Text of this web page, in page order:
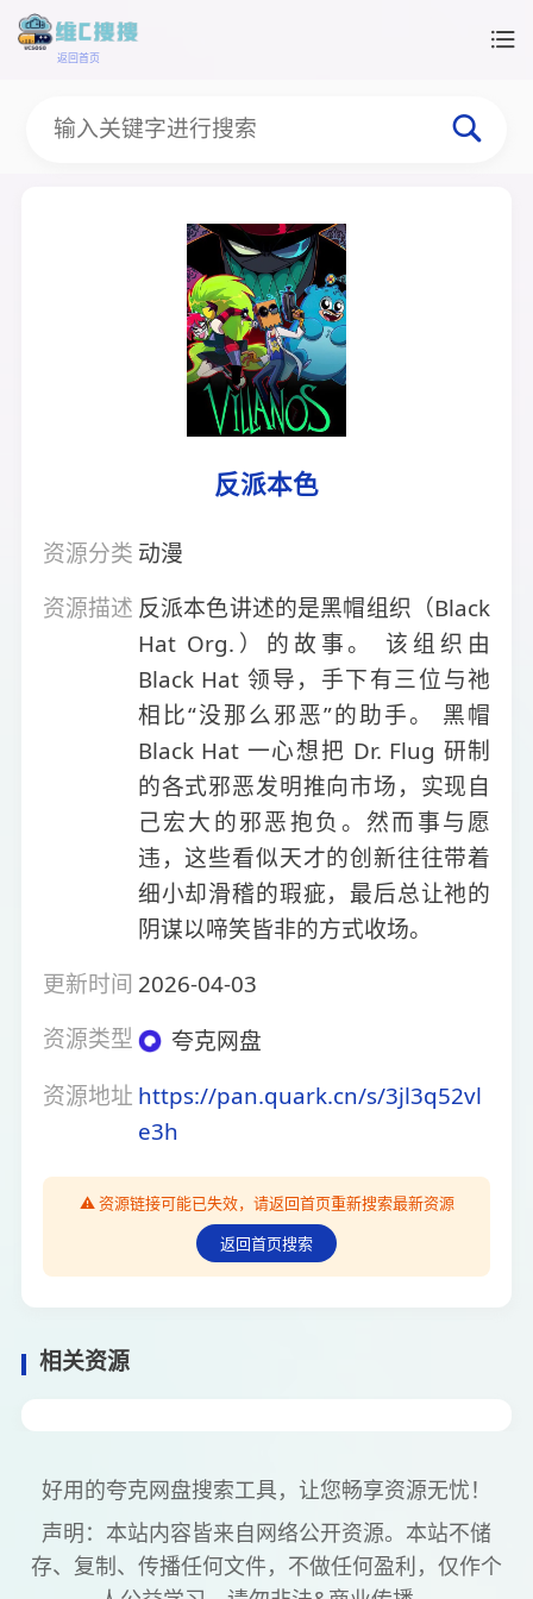
返回首页
反派本色
资源分类 动漫
资源描述 反派本色讲述的是黑帽组织（Black
Hat Org.）的故事。 该组织由
Black Hat 领导，手下有三位与祂
相比“没那么邪恶”的助手。 黑帽
Black Hat 一心想把 Dr. Flug 研制
的各式邪恶发明推向市场，实现自
己宏大的邪恶抱负。然而事与愿
违，这些看似天才的创新往往带着
细小却滑稽的瑕疵，最后总让祂的
阴谋以啼笑皆非的方式收场。
更新时间 2026-04-03
资源类型
夸克网盘
资源地址 https://pan.quark.cn/s/3jl3q52vl
e3h
⚠️ 资源链接可能已失效，请返回首页重新搜索最新资源
返回首页搜索
相关资源
好用的夸克网盘搜索工具，让您畅享资源无忧！
声明：本站内容皆来自网络公开资源。本站不储
存、复制、传播任何文件，不做任何盈利，仅作个